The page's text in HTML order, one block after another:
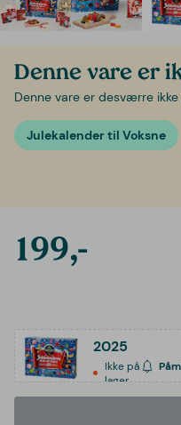
Denne vare er
Denne vare er desværre
Julekalender til Voksne
199,-
2025
Ikke på
lager